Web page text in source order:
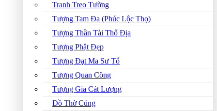
Tranh Treo Tường
Tượng Tam Đa (Phúc Lộc Thọ)
Tượng Thần Tài Thổ Địa
Tượng Phật Đẹp
Tượng Đạt Ma Sư Tổ
Tượng Quan Công
Tượng Gia Cát Lượng
Đồ Thờ Cúng